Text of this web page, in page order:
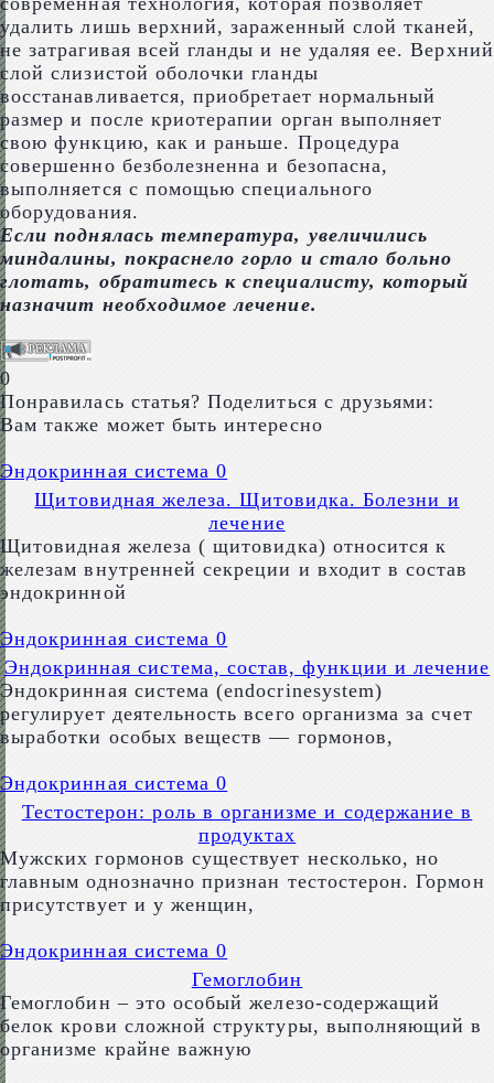
удалить лишь верхний, зараженный слой тканей,
не затрагивая всей гланды и не удаляя ее. Верхний
слой слизистой оболочки гланды
восстанавливается, приобретает нормальный
размер и после криотерапии орган выполняет
свою функцию, как и раньше. Процедура
совершенно безболезненна и безопасна,
выполняется с помощью специального
оборудования.
Если поднялась температура, увеличились
миндалины, покраснело горло и стало больно
глотать, обратитесь к специалисту, который
назначит необходимое лечение.
0
Понравилась статья? Поделиться с друзьями:
Вам также может быть интересно
Эндокринная система 0
Щитовидная железа. Щитовидка. Болезни и
лечение
Щитовидная железа ( щитовидка) относится к
железам внутренней секреции и входит в состав
эндокринной
Эндокринная система 0
Эндокринная система, состав, функции и лечение
Эндокринная система (endocrinesystem)
регулирует деятельность всего организма за счет
выработки особых веществ — гормонов,
Эндокринная система 0
Тестостерон: роль в организме и содержание в
продуктах
Мужских гормонов существует несколько, но
главным однозначно признан тестостерон. Гормон
присутствует и у женщин,
Эндокринная система 0
Гемоглобин
Гемоглобин – это особый железо-содержащий
белок крови сложной структуры, выполняющий в
организме крайне важную